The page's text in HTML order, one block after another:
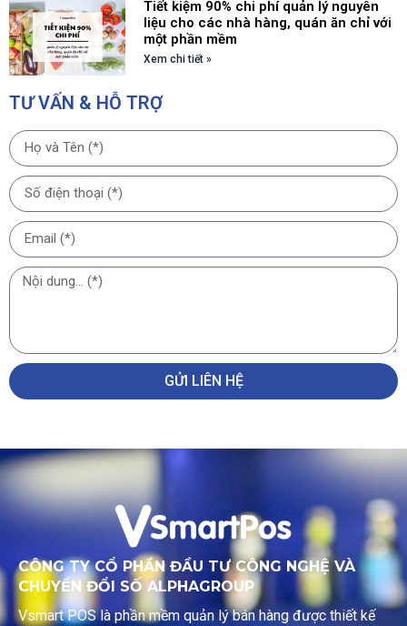
Tiết kiệm 90% chi phí quản lý nguyên
liệu cho các nhà hàng, quán ăn chỉ với
một phần mềm
Xem chi tiết »
TƯ VẤN & HỖ TRỢ
GỬI LIÊN HỆ
CÔNG TY CỔ PHẦN ĐẦU TƯ CÔNG NGHỆ VÀ
CHUYỂN ĐỔI SỐ ALPHAGROUP
Vsmart POS là phần mềm quản lý bán hàng được thiết kế